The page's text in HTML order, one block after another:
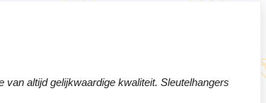
altijd gelijkwaardige kwaliteit. Sleutelhangers